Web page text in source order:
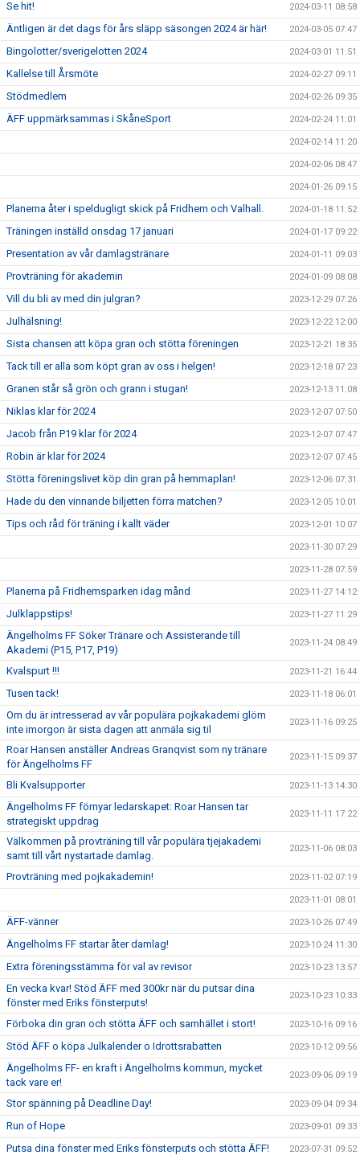
Se hit! 2024-03-11 08:58
Äntligen är det dags för års släpp säsongen 2024 är här! 2024-03-05 07:47
Bingolotter/sverigelotten 2024 2024-03-01 11:51
Kallelse till Årsmöte 2024-02-27 09:11
Stödmedlem 2024-02-26 09:35
ÄFF uppmärksammas i SkåneSport 2024-02-24 11:01
2024-02-14 11:20
2024-02-06 08:47
2024-01-26 09:15
Planerna åter i speldugligt skick på Fridhem och Valhall. 2024-01-18 11:52
Träningen inställd onsdag 17 januari 2024-01-17 09:22
Presentation av vår damlagstränare 2024-01-11 09:03
Provträning för akademin 2024-01-09 08:08
Vill du bli av med din julgran? 2023-12-29 07:26
Julhälsning! 2023-12-22 12:00
Sista chansen att köpa gran och stötta föreningen 2023-12-21 18:35
Tack till er alla som köpt gran av oss i helgen! 2023-12-18 07:23
Granen står så grön och grann i stugan! 2023-12-13 11:08
Niklas klar för 2024 2023-12-07 07:50
Jacob från P19 klar för 2024 2023-12-07 07:47
Robin är klar för 2024 2023-12-07 07:45
Stötta föreningslivet köp din gran på hemmaplan! 2023-12-06 07:31
Hade du den vinnande biljetten förra matchen? 2023-12-05 10:01
Tips och råd för träning i kallt väder 2023-12-01 10:07
2023-11-30 07:29
2023-11-28 07:59
Planerna på Fridhemsparken idag månd 2023-11-27 14:12
Julklappstips! 2023-11-27 11:29
Ängelholms FF Söker Tränare och Assisterande till
Akademi (P15, P17, P19)
2023-11-24 08:49
Kvalspurt !!! 2023-11-21 16:44
Tusen tack! 2023-11-18 06:01
Om du är intresserad av vår populära pojkakademi glöm
inte imorgon är sista dagen att anmäla sig til
2023-11-16 09:25
Roar Hansen anställer Andreas Granqvist som ny tränare
för Ängelholms FF
2023-11-15 09:37
Bli Kvalsupporter 2023-11-13 14:30
Ängelholms FF förnyar ledarskapet: Roar Hansen tar
strategiskt uppdrag
2023-11-11 17:22
Välkommen på provträning till vår populära tjejakademi
samt till vårt nystartade damlag.
2023-11-06 08:03
Provträning med pojkakademin! 2023-11-02 07:19
2023-11-01 08:01
ÄFF-vänner 2023-10-26 07:49
Ängelholms FF startar åter damlag! 2023-10-24 11:30
Extra föreningsstämma för val av revisor 2023-10-23 13:57
En vecka kvar! Stöd ÄFF med 300kr när du putsar dina
fönster med Eriks fönsterputs!
2023-10-23 10:33
Förboka din gran och stötta ÄFF och samhället i stort! 2023-10-16 09:16
Stöd ÄFF o köpa Julkalender o Idrottsrabatten 2023-10-12 09:56
Ängelholms FF- en kraft i Ängelholms kommun, mycket
tack vare er!
2023-09-06 09:19
Stor spänning på Deadline Day! 2023-09-04 09:34
Run of Hope 2023-09-01 09:33
Putsa dina fönster med Eriks fönsterputs och stötta ÄFF! 2023-07-31 09:52